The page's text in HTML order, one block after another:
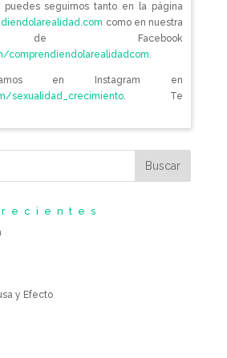
seguirnos tanto en la página
como en nuestra
de Facebook
comprendiendolarealidadcom.
en Instagram en
sexualidad_crecimiento. Te
y Efecto